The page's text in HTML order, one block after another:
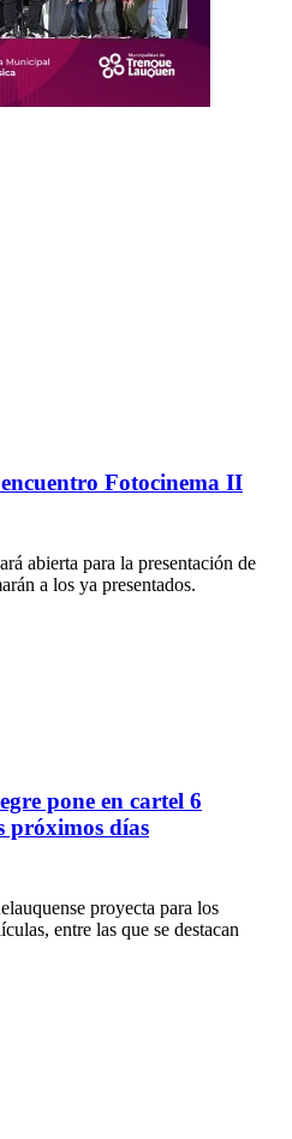
Fotocinema II
abierta para la presentación de
a los ya presentados.
pone en cartel 6
próximos días
proyecta para los
entre las que se destacan